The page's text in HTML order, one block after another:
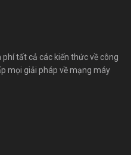
phí tất cả các kiến thức về công
mọi giải pháp về mạng máy